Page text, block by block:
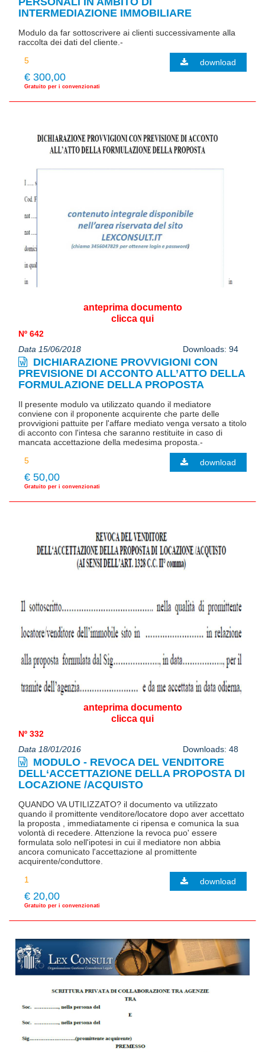
INTERMEDIAZIONE IMMOBILIARE
Modulo da far sottoscrivere ai clienti successivamente alla
raccolta dei dati del cliente.-
€ 300,00
Gratuito per i convenzionati
download
anteprima documento
clicca qui
Nº 642
Data 15/06/2018
Downloads: 94
DICHIARAZIONE PROVVIGIONI CON
PREVISIONE DI ACCONTO ALL’ATTO DELLA
FORMULAZIONE DELLA PROPOSTA
Il presente modulo va utilizzato quando il mediatore
conviene con il proponente acquirente che parte delle
provvigioni pattuite per l'affare mediato venga versato a titolo
di acconto con l'intesa che saranno restituite in caso di
mancata accettazione della medesima proposta.-
€ 50,00
Gratuito per i convenzionati
download
anteprima documento
clicca qui
Nº 332
Data 18/01/2016
Downloads: 48
MODULO - REVOCA DEL VENDITORE
DELL‘ACCETTAZIONE DELLA PROPOSTA DI
LOCAZIONE /ACQUISTO
QUANDO VA UTILIZZATO? il documento va utilizzato
quando il promittente venditore/locatore dopo aver accettato
la proposta , immediatamente ci ripensa e comunica la sua
volontà di recedere. Attenzione la revoca puo' essere
formulata solo nell'ipotesi in cui il mediatore non abbia
ancora comunicato l'accettazione al promittente
acquirente/conduttore.
€ 20,00
Gratuito per i convenzionati
download